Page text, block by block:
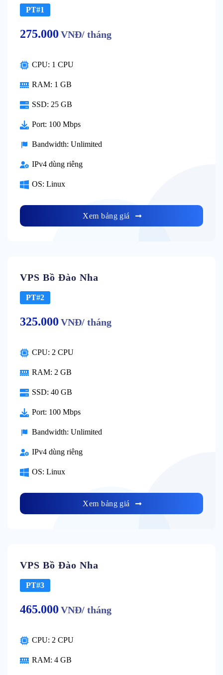
PT#1
275.000 VNĐ/ tháng
CPU: 1 CPU
RAM: 1 GB
SSD: 25 GB
Port: 100 Mbps
Bandwidth: Unlimited
IPv4 dùng riêng
OS: Linux
Xem bảng giá
VPS Bồ Đào Nha
PT#2
325.000 VNĐ/ tháng
CPU: 2 CPU
RAM: 2 GB
SSD: 40 GB
Port: 100 Mbps
Bandwidth: Unlimited
IPv4 dùng riêng
OS: Linux
Xem bảng giá
VPS Bồ Đào Nha
PT#3
465.000 VNĐ/ tháng
CPU: 2 CPU
RAM: 4 GB